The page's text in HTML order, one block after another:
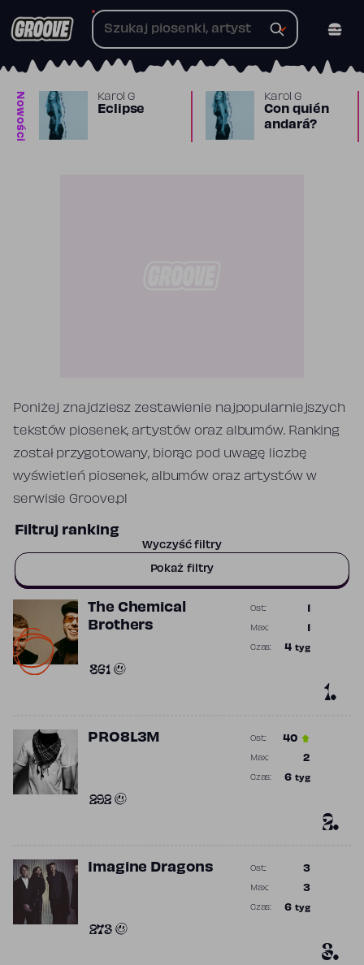
do
Nowości Karol G
Eclipse
Karol G
Con quién
andará?
Poniżej znajdziesz zestawienie najpopularniejszych
tekstów piosenek, artystów oraz albumów. Ranking
został przygotowany, biorąc pod uwagę liczbę
wyświetleń piosenek, albumów oraz artystów w
serwisie Groove.pl
Filtruj ranking
Wyczyść filtry
Pokaż filtry
1.
The Chemical
Brothers
861
Ost.:
Max.:
4 tyg
Czas:
2.
PRO8L3M
292
40
Ost.:
2
Max.:
6 tyg
Czas:
3.
Imagine Dragons
273
3
Ost.:
3
Max.:
6 tyg
Czas: